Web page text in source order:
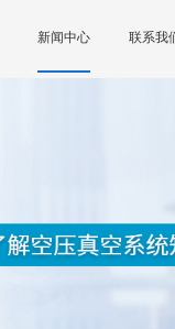
新闻中心 联系我